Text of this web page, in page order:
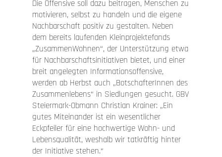
Die Offensive soll dazu beitragen, Menschen zu
motivieren, selbst zu handeln und die eigene
Nachbarschaft positiv zu gestalten. Neben
dem bereits laufenden Kleinprojektefonds
„ZusammenWohnen“, der Unterstützung etwa
für Nachbarschaftsinitiativen bietet, und einer
breit angelegten Informationsoffensive,
werden ab Herbst auch „BotschafterInnen des
Zusammenlebens“ in Siedlungen gesucht. GBV
Steiermark-Obmann Christian Krainer: „Ein
gutes Miteinander ist ein wesentlicher
Eckpfeiler für eine hochwertige Wohn- und
Lebensqualität, weshalb wir tatkräftig hinter
der Initiative stehen.“